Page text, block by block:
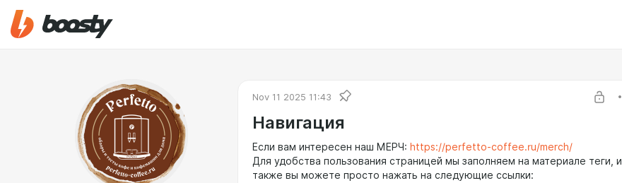
Nov 11 2025 11:43
Навигация
Если вам интересен наш МЕРЧ: https://perfetto-coffee.ru/merch/
Для удобства пользования страницей мы заполняем на материале теги, и
также вы можете просто нажать на следующие ссылки: